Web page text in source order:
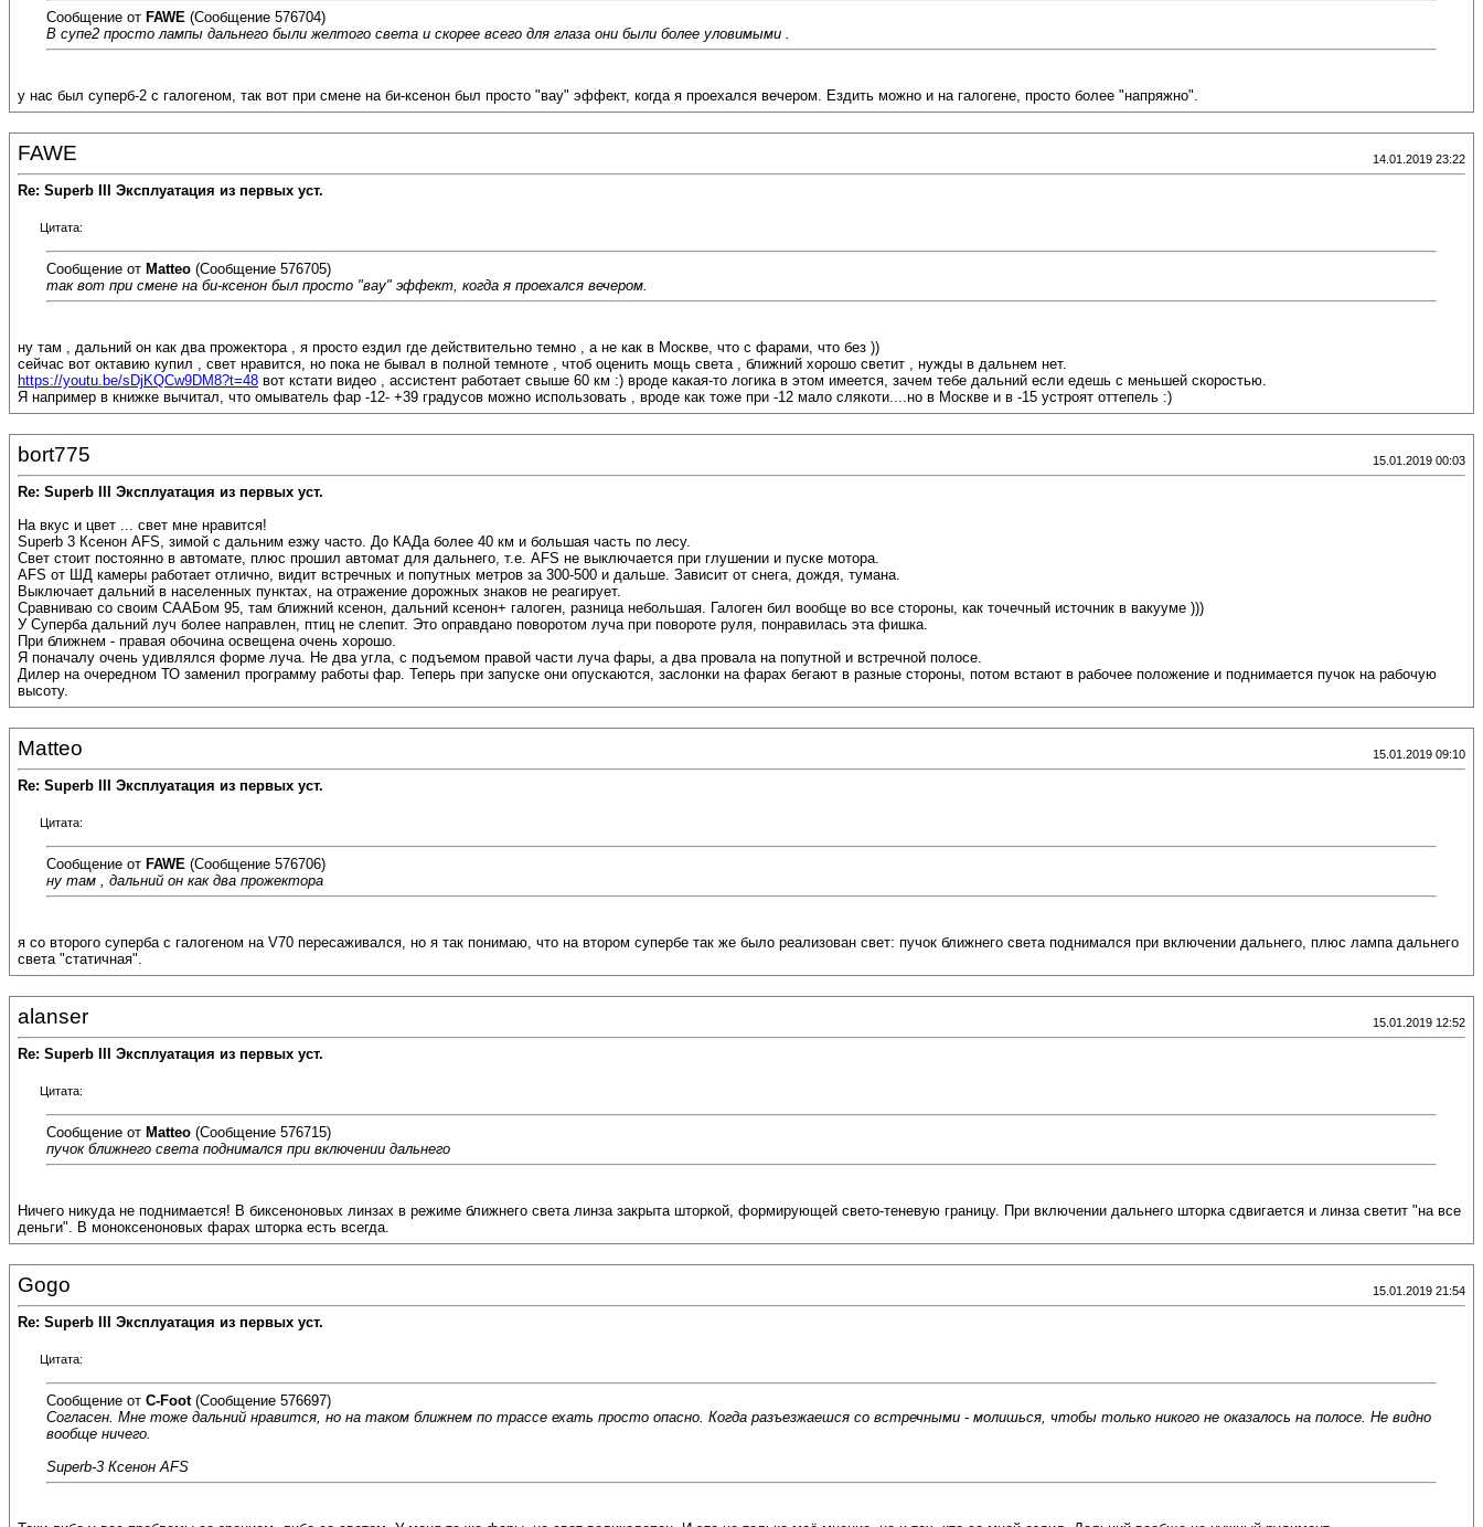
Сообщение от FAWE (Сообщение 576704)
В супе2 просто лампы дальнего были желтого света и скорее всего для глаза они были более уловимыми .
у нас был суперб-2 с галогеном, так вот при смене на би-ксенон был просто "вау" эффект, когда я проехался вечером. Ездить можно и на галогене, просто более "напряжно".
FAWE 14.01.2019 23:22
Re: Superb III Эксплуатация из первых уст.
Цитата:
Сообщение от Matteo (Сообщение 576705)
так вот при смене на би-ксенон был просто "вау" эффект, когда я проехался вечером.
ну там , дальний он как два прожектора , я просто ездил где действительно темно , а не как в Москве, что с фарами, что без ))
сейчас вот октавию купил , свет нравится, но пока не бывал в полной темноте , чтоб оценить мощь света , ближний хорошо светит , нужды в дальнем нет.
https://youtu.be/sDjKQCw9DM8?t=48 вот кстати видео , ассистент работает свыше 60 км :) вроде какая-то логика в этом имеется, зачем тебе дальний если едешь с меньшей скоростью.
Я например в книжке вычитал, что омыватель фар -12- +39 градусов можно использовать , вроде как тоже при -12 мало слякоти....но в Москве и в -15 устроят оттепель :)
bort775 15.01.2019 00:03
Re: Superb III Эксплуатация из первых уст.
На вкус и цвет ... свет мне нравится!
Superb 3 Ксенон AFS, зимой с дальним езжу часто. До КАДа более 40 км и большая часть по лесу.
Свет стоит постоянно в автомате, плюс прошил автомат для дальнего, т.е. AFS не выключается при глушении и пуске мотора.
AFS от ШД камеры работает отлично, видит встречных и попутных метров за 300-500 и дальше. Зависит от снега, дождя, тумана.
Выключает дальний в населенных пунктах, на отражение дорожных знаков не реагирует.
Сравниваю со своим СААБом 95, там ближний ксенон, дальний ксенон+ галоген, разница небольшая. Галоген бил вообще во все стороны, как точечный источник в вакууме )))
У Суперба дальний луч более направлен, птиц не слепит. Это оправдано поворотом луча при повороте руля, понравилась эта фишка.
При ближнем - правая обочина освещена очень хорошо.
Я поначалу очень удивлялся форме луча. Не два угла, с подъемом правой части луча фары, а два провала на попутной и встречной полосе.
Дилер на очередном ТО заменил программу работы фар. Теперь при запуске они опускаются, заслонки на фарах бегают в разные стороны, потом встают в рабочее положение и поднимается пучок на рабочую
высоту.
Matteo 15.01.2019 09:10
Re: Superb III Эксплуатация из первых уст.
Цитата:
Сообщение от FAWE (Сообщение 576706)
ну там , дальний он как два прожектора
я со второго суперба с галогеном на V70 пересаживался, но я так понимаю, что на втором супербе так же было реализован свет: пучок ближнего света поднимался при включении дальнего, плюс лампа дальнего
света "статичная".
alanser 15.01.2019 12:52
Re: Superb III Эксплуатация из первых уст.
Цитата:
Сообщение от Matteo (Сообщение 576715)
пучок ближнего света поднимался при включении дальнего
Ничего никуда не поднимается! В биксеноновых линзах в режиме ближнего света линза закрыта шторкой, формирующей свето-теневую границу. При включении дальнего шторка сдвигается и линза светит "на все
деньги". В моноксеноновых фарах шторка есть всегда.
Gogo 15.01.2019 21:54
Re: Superb III Эксплуатация из первых уст.
Цитата:
Сообщение от C-Foot(Сообщение 576697)
Согласен. Мне тоже дальний нравится, но на таком ближнем по трассе ехать просто опасно. Когда разъезжаешся со встречными - молишься, чтобы только никого не оказалось на полосе. Не видно
вообще ничего.
Superb-3 Ксенон AFS